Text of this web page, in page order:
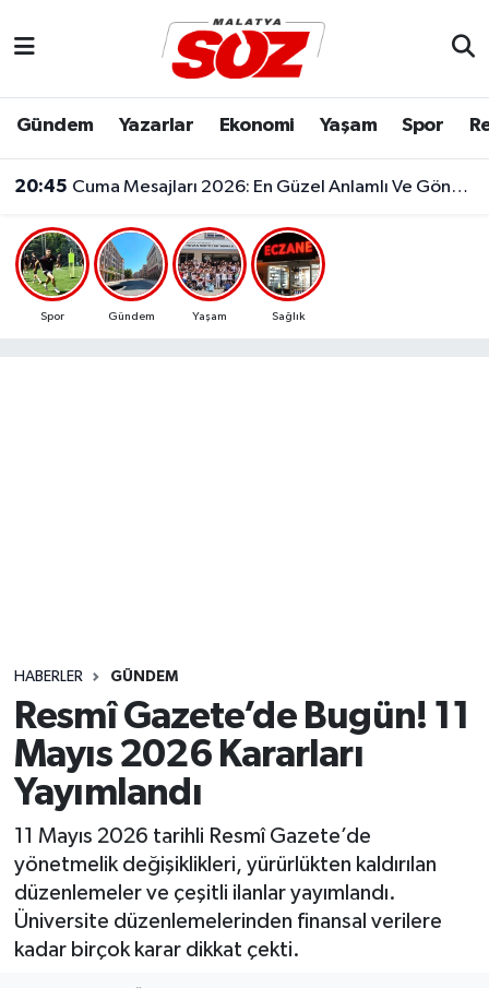
Gündem Yazarlar Ekonomi Yaşam Spor
20:45 Cuma Mesajları 2026: En Güzel Anlamlı Ve Göndermeli Cuma Sözleri..
Spor Gündem Yaşam Sağlık
HABERLER GÜNDEM
Resmî Gazete’de Bugün! 11
Mayıs 2026 Kararları
Yayımlandı
11 Mayıs 2026 tarihli Resmî Gazete’de
yönetmelik değişiklikleri, yürürlükten kaldırılan
düzenlemeler ve çeşitli ilanlar yayımlandı.
Üniversite düzenlemelerinden finansal verilere
kadar birçok karar dikkat çekti.
Dünya
Eğitim
Ekonomi
Yaşam
Malatya Nöbetçi Eczaneler
Malatya Namaz Vakitleri
Malatya Trafik Yoğunluk Haritası
Süper Lig Puan Durumu ve Fikstür